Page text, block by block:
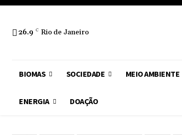
26.9 C Rio de Janeiro
BIOMAS SOCIEDADE MEIO AMBIENTE
ENERGIA DOAÇÃO